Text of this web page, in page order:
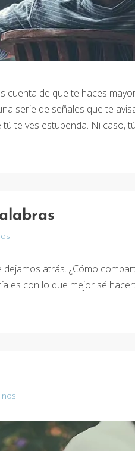
cuenta de que te haces
serie de señales que te
te ves estupenda. Ni caso,
atrás. ¿Cómo
es con lo que mejor sé